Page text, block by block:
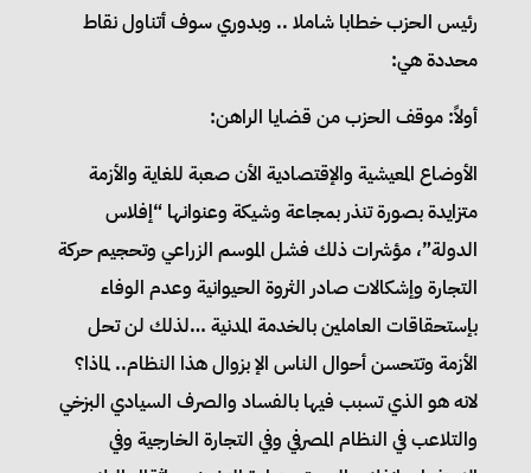
رئيس الحزب خطابا شاملا .. وبدوري سوف أتناول نقاط
محددة هي:
أولاً: موقف الحزب من قضايا الراهن:
الأوضاع المعيشية والإقتصادية الأن صعبة للغاية والأزمة
متزايدة بصورة تنذر بمجاعة وشيكة وعنوانها “إفلاس
الدولة”، مؤشرات ذلك فشل الموسم الزراعي وتحجيم حركة
التجارة وإشكالات صادر الثروة الحيوانية وعدم الوفاء
بإستحقاقات العاملين بالخدمة المدنية …لذلك لن تحل
الأزمة وتتحسن أحوال الناس الإ بزوال هذا النظام.. لماذا؟
لانه هو الذي تسبب فيها بالفساد والصرف السيادي البزخي
والتلاعب في النظام المصرفي وفي التجارة الخارجية وفي